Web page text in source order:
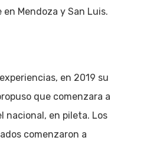
Mendoza y San Luis.
en 2019 su
que comenzara a
nacional, en pileta. Los
comenzaron a